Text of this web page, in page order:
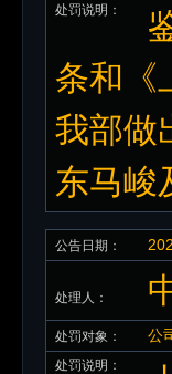
处罚说明：
条和《
我部做
东马峻
公告日期：
处理人：
处罚对象： 公
处罚说明：